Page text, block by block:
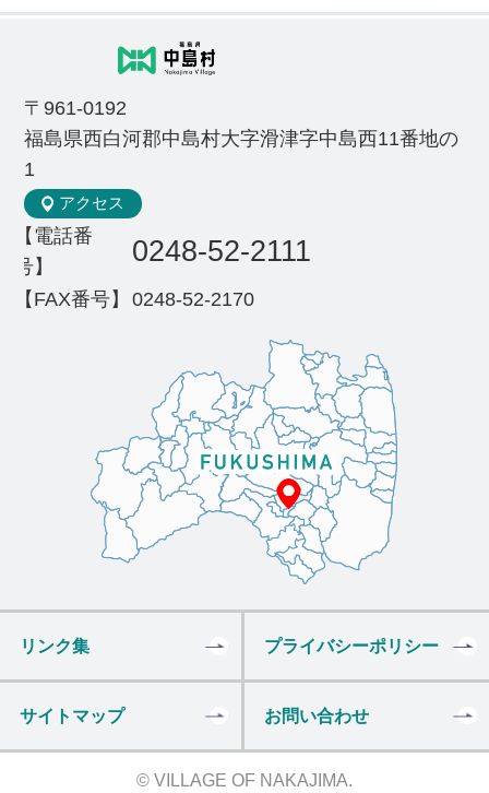
〒961-0192
福島県西白河郡中島村大字滑津字中島西11番地の
1
アクセス
【電話番
号】
0248-52-2111
【FAX番号】 0248-52-2170
リンク集 プライバシーポリシー
サイトマップ お問い合わせ
© VILLAGE OF NAKAJIMA.